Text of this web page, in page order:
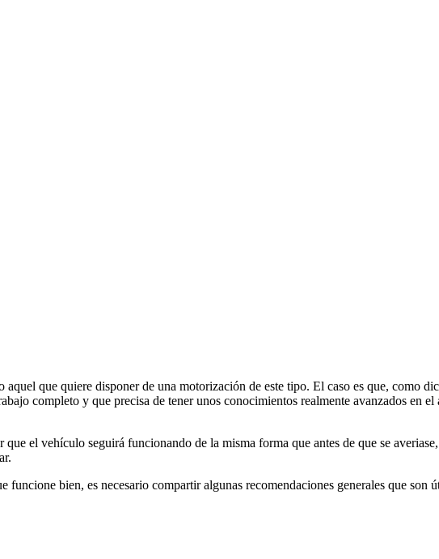
que quiere disponer de una motorización de este tipo. El caso es que, como
completo y que precisa de tener unos conocimientos realmente avanzados en
el vehículo seguirá funcionando de la misma forma que antes de que se
bien, es necesario compartir algunas recomendaciones generales que son